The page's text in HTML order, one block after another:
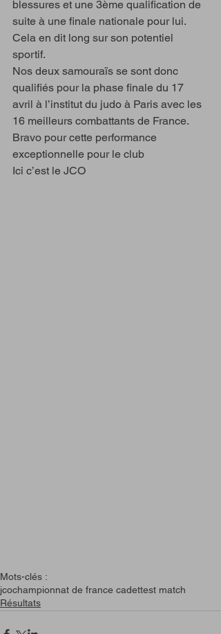
blessures et une 3ème qualification de
suite à une finale nationale pour lui.
Cela en dit long sur son potentiel
sportif.
Nos deux samouraïs se sont donc
qualifiés pour la phase finale du 17
avril à l’institut du judo à Paris avec les
16 meilleurs combattants de France.
Bravo pour cette performance
exceptionnelle pour le club
Ici c’est le JCO
Mots-clés :
jcochampionnat de france cadettest match
Résultats